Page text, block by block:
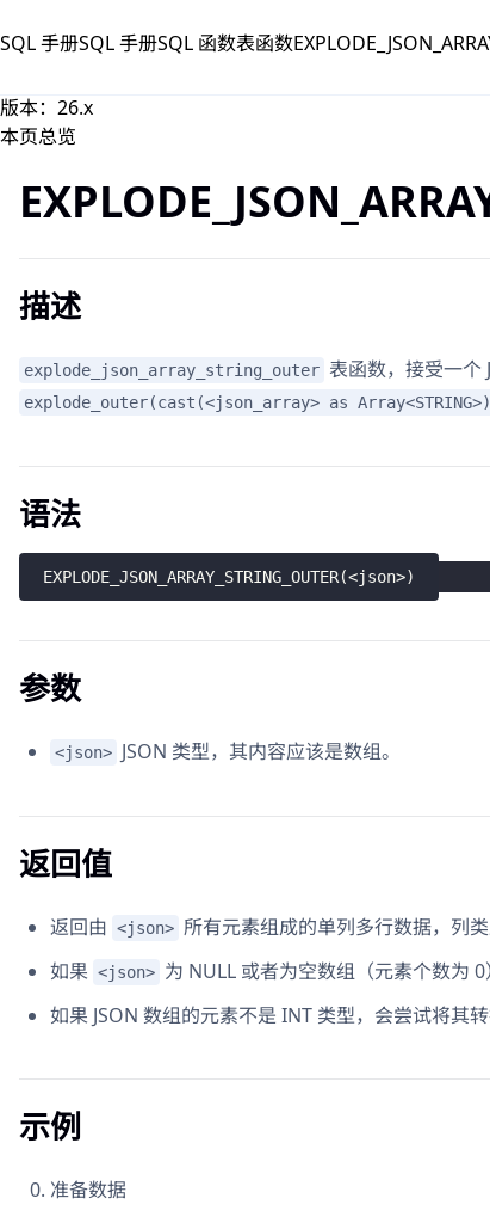
SQL 手册SQL 手册SQL 函数表函数
版本：26.x
本页总览
描述
explode_json_array_string_outer 表函数，接受一个
explode_outer(cast(<json_array> as
语法
EXPLODE_JSON_ARRAY_STRING_OUTER(<json>)
参数
<json> JSON 类型，其内容应该是数组。
返回值
返回由 <json> 所有元素组成的单列多行数据，列
如果 <json> 为 NULL 或者为空数组（元素个数为 0
如果 JSON 数组的元素不是 INT 类型，会尝试将其
示例
准备数据